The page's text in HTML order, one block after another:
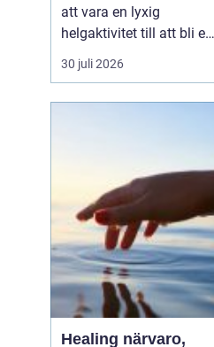
att vara en lyxig
helgaktivitet till att bli en
naturlig del av många
människors vardag. Fler
som Malmö, där tempot
är högt och många
kombinerar sti...
30 juli 2026
Healing närvaro,